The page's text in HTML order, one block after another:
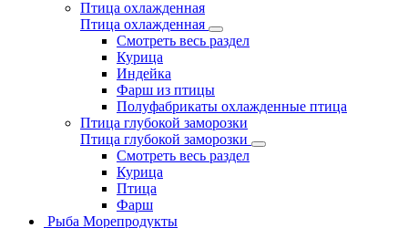
Птица охлажденная
Птица охлажденная
Смотреть весь раздел
Курица
Индейка
Фарш из птицы
Полуфабрикаты охлажденные птица
Птица глубокой заморозки
Птица глубокой заморозки
Смотреть весь раздел
Курица
Птица
Фарш
Рыба Морепродукты